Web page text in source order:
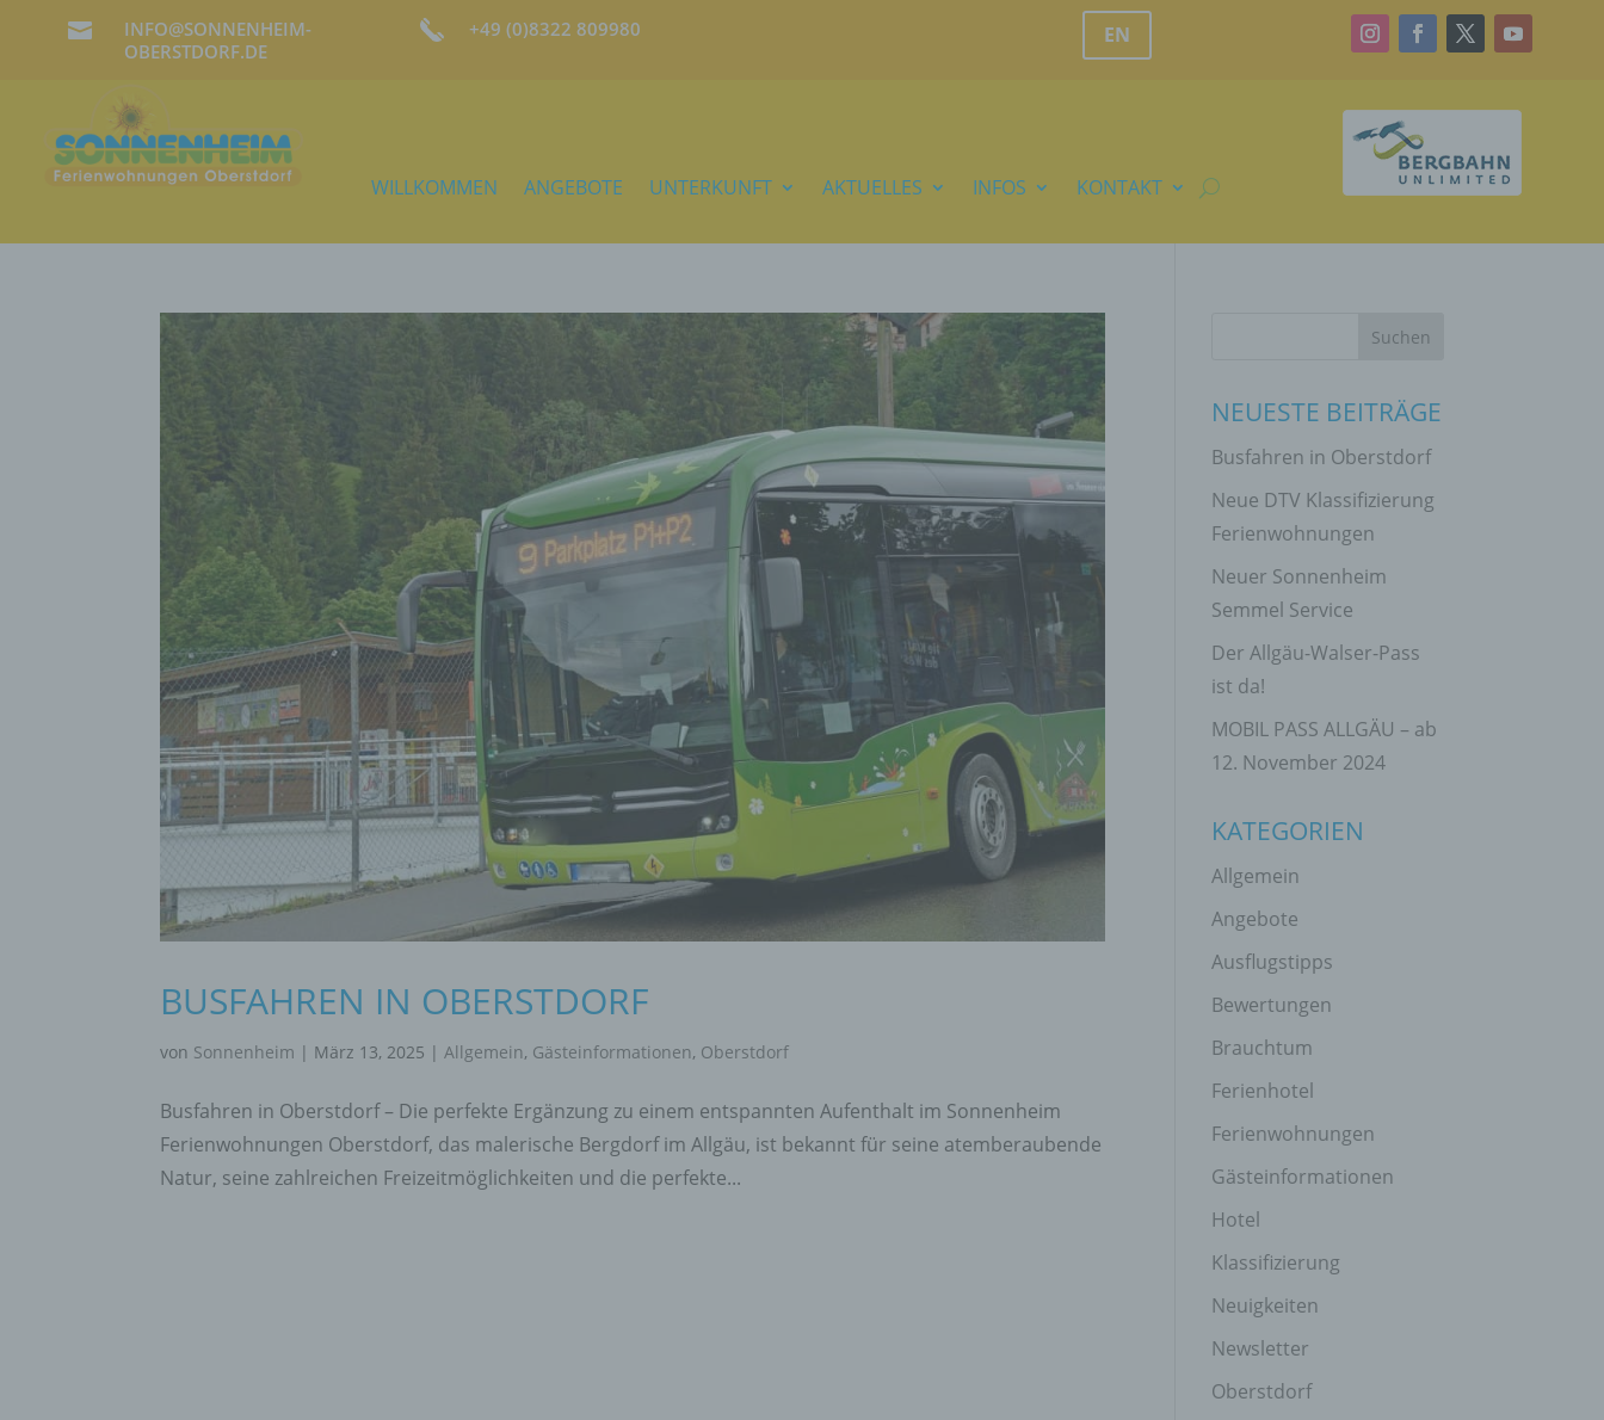

INFO@SONNENHEIM-
OBERSTDORF.DE
+49 (0)8322 809980 EN
WILLKOMMEN ANGEBOTE UNTERKUNFT AKTUELLES INFOS KONTAKT
BUSFAHREN IN OBERSTDORF
von Sonnenheim | März 13, 2025 |Allgemein, Gästeinformationen, Oberstdorf
Busfahren in Oberstdorf – Die perfekte Ergänzung zu einem entspannten Aufenthalt im Sonnenheim
Ferienwohnungen Oberstdorf, das malerische Bergdorf im Allgäu, ist bekannt für seine atemberaubende
Natur, seine zahlreichen Freizeitmöglichkeiten und die perfekte...
NEUESTE BEITRÄGE
Busfahren in Oberstdorf
Neue DTV Klassifizierung
Ferienwohnungen
Neuer Sonnenheim
Semmel Service
Der Allgäu-Walser-Pass
ist da!
MOBIL PASS ALLGÄU – ab
12. November 2024
KATEGORIEN
Allgemein
Angebote
Ausflugstipps
Bewertungen
Brauchtum
Ferienhotel
Ferienwohnungen
Gästeinformationen
Hotel
Klassifizierung
Neuigkeiten
Newsletter
Oberstdorf